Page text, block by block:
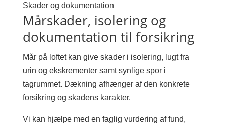
Skader og dokumentation
Mårskader, isolering og
dokumentation til forsikring
Mår på loftet kan give skader i isolering, lugt fra
urin og ekskrementer samt synlige spor i
tagrummet. Dækning afhænger af den konkrete
forsikring og skadens karakter.
Vi kan hjælpe med en faglig vurdering af fund,